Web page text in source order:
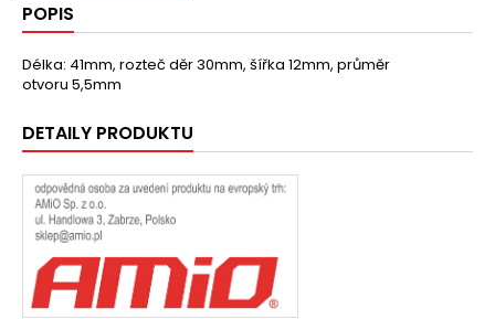
POPIS
Délka: 41mm, rozteč děr 30mm, šířka 12mm, průměr
otvoru 5,5mm
DETAILY PRODUKTU